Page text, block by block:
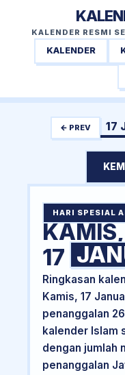
KALENDER RESMI
KALENDER
← PREV 17
HARI SPESIAL
KAMIS,
17
Ringkasan
Kamis, 17
penanggalan
kalender Islam
dengan jumlah
penanggalan